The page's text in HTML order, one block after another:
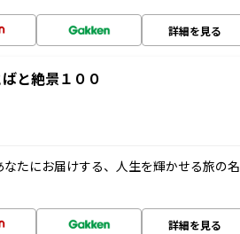
詳細を見る
と絶景１００
たにお届けする、人生を輝かせる旅の名
詳細を見る